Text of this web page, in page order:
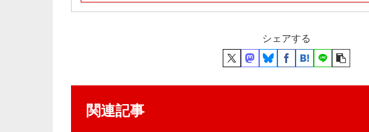
シェアする
関連記事